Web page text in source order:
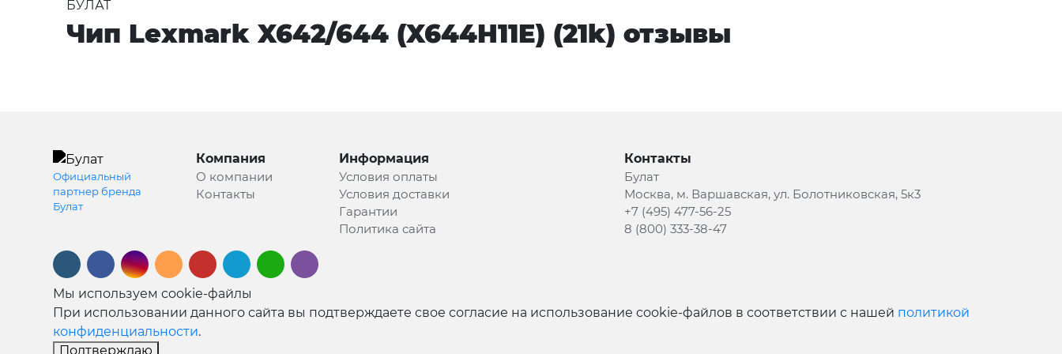
БУЛАТ
Чип Lexmark X642/644 (X644H11E) (21k) отзывы
Официальный
партнер бренда
Булат
Компания
О компании
Контакты
Информация
Условия оплаты
Условия доставки
Гарантии
Политика сайта
Контакты
Булат
Москва, м. Варшавская, ул. Болотниковская, 5к3
+7 (495) 477-56-25
8 (800) 333-38-47
Мы используем cookie-файлы
При использовании данного сайта вы подтверждаете свое согласие на использование cookie-файлов в соответствии с нашей политикой
конфиденциальности.
Подтверждаю